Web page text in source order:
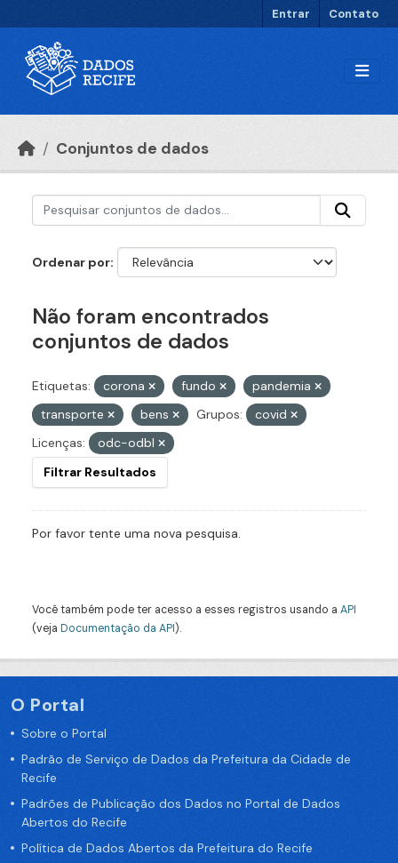
Entrar Contato
Conjuntos de dados
Ordenar por
Não foram encontrados
conjuntos de dados
Etiquetas: corona fundo
pandemia
transporte
bens Grupos:
covid
Licenças:
odc-odbl
Filtrar Resultados
Por favor tente uma nova pesquisa.
Você também pode ter acesso a esses registros usando a API
(veja Documentação da API).
O Portal
Sobre o Portal
Padrão de Serviço de Dados da Prefeitura da Cidade de
Recife
Padrões de Publicação dos Dados no Portal de Dados
Abertos do Recife
Política de Dados Abertos da Prefeitura do Recife